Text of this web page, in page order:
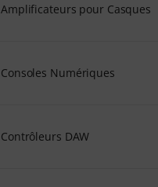
Amplificateurs pour Casques
Consoles Numériques
Contrôleurs DAW